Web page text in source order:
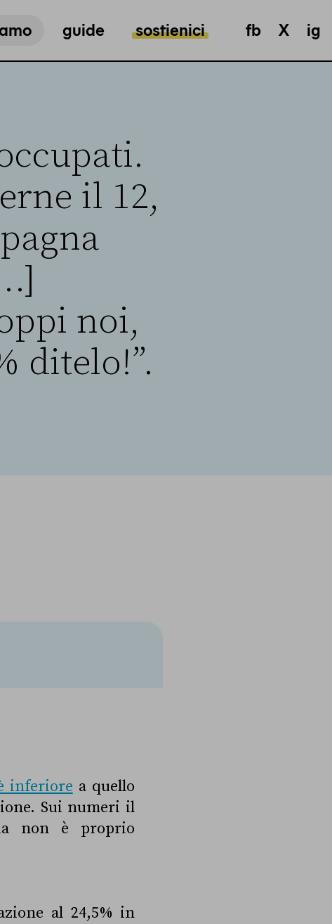
guide sostienici fb X ig
il 12,
noi,
ditelo!”.
inferiore a quello
Sui numeri il
non è proprio
al 24,5% in